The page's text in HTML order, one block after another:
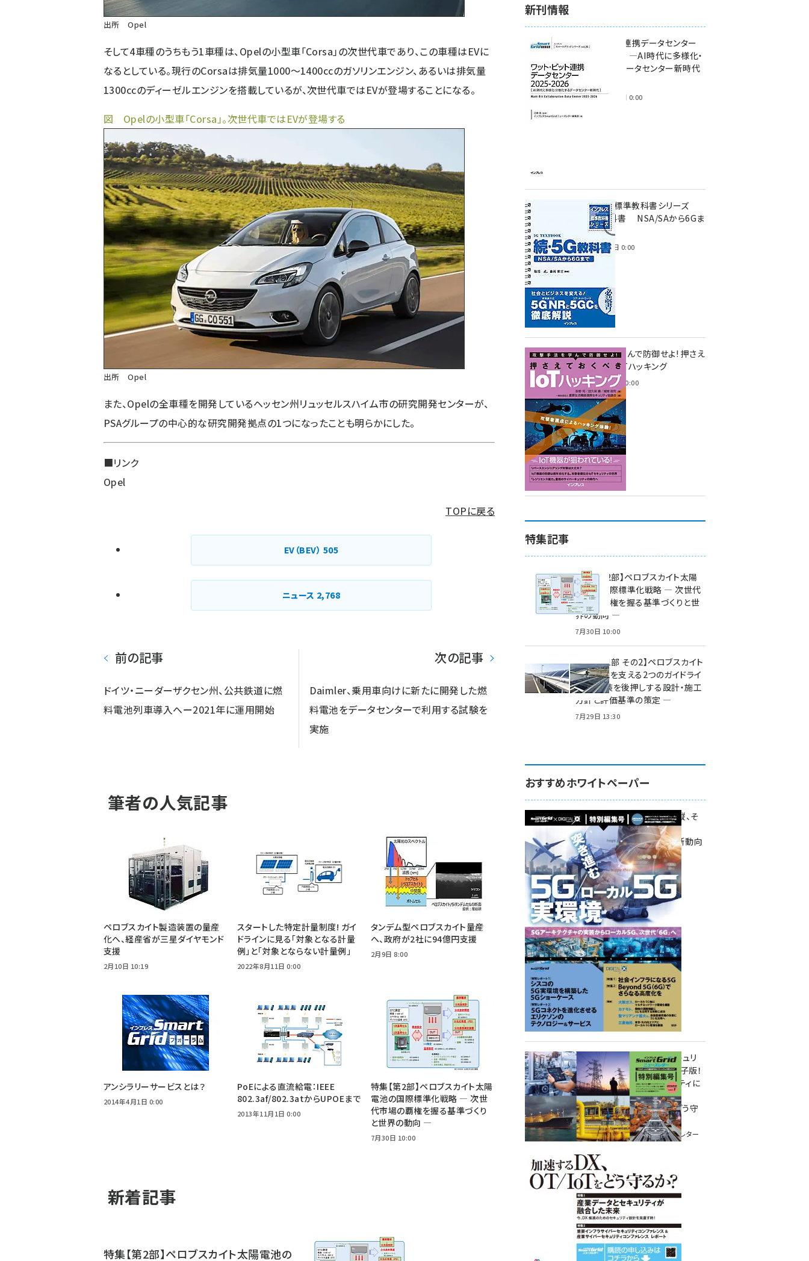
出所 Opel
そして4車種のうちもう1車種は、Opelの小型車「Corsa」の次世代車であり、この車種はEVに
なるとしている。現行のCorsaは排気量1000～1400ccのガソリンエンジン、あるいは排気量
1300ccのディーゼルエンジンを搭載しているが、次世代車ではEVが登場することになる。
図 Opelの小型車「Corsa」。次世代車ではEVが登場する
出所 Opel
また、Opelの全車種を開発しているヘッセン州リュッセルスハイム市の研究開発センターが、
PSAグループの中心的な研究開発拠点の1つになったことも明らかにした。
■リンク
Opel
TOPに戻る
EV（BEV） 505
ニュース 2,768
前の記事
ドイツ・ニーダーザクセン州、公共鉄道に燃
料電池列車導入へー2021年に運用開始
次の記事
Daimler、乗用車向けに新たに開発した燃
料電池をデータセンターで利用する試験を
実施
筆者の人気記事
ペロブスカイト製造装置の量産
化へ、経産省が三星ダイヤモンド
支援
2月10日 10:19
スタートした特定計量制度! ガイ
ドラインに見る「対象となる計量
例」と「対象とならない計量例」
2022年8月11日 0:00
タンデム型ペロブスカイト量産
へ、政府が2社に94億円支援
2月9日 8:00
アンシラリーサービスとは？
2014年4月1日 0:00
PoEによる直流給電：IEEE
802.3af/802.3atからUPOEまで
2013年11月1日 0:00
特集【第2部】ペロブスカイト太陽
電池の国際標準化戦略 ― 次世
代市場の覇権を握る基準づくり
と世界の動向 ―
7月30日 10:00
新着記事
特集【第2部】ペロブスカイト太陽電池の
新刊情報
ワット・ビット連携データセンター
2025-2026 ―AI時代に多様化・
分散化するデータセンター新時代
2025年11月28日 0:00
インプレス標準教科書シリーズ
続・5G教科書 NSA/SAから6Gま
2023年4月3日 0:00
攻撃手法を学んで防御せよ! 押さえ
ておくべきIoTハッキング
2022年6月14日 0:00
特集記事
特集【第2部】ペロブスカイト太陽
電池の国際標準化戦略 ― 次世代
市場の覇権を握る基準づくりと世
界の動向 ―
7月30日 10:00
特集【第1部 その2】ペロブスカイト
太陽電池を支える2つのガイドライ
ン ― 実装を後押しする設計・施工
方針と評価基準の策定 ―
7月29日 13:30
おすすめホワイトペーパー
環境対策、建機の遠隔操縦、そ
して医療。
次世代通信規格「5G」最新動向
をこの1冊で学ぶ
SmartGrid ニューズレター ×
DIGITAL X 特別編集号 2022
Summer
重要インフラサイバーセキュリ
ティコンファレンス特別電子版！
― 産業サイバーセキュリティに
関わる全ての方へ！ ―
加速するDX、OT/IoTをどう守
るか？
インプレス SmartGridニューズレター